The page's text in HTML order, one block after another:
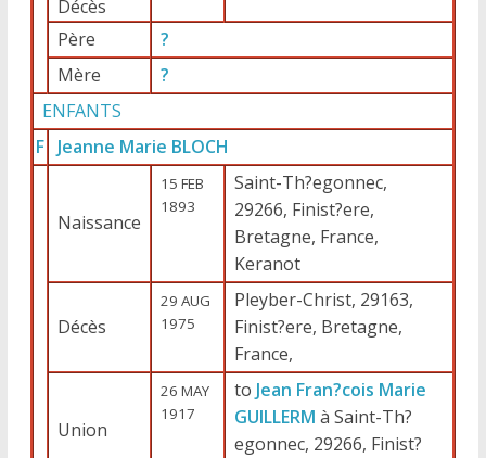
Décès
Père
?
Mère
?
ENFANTS
F Jeanne Marie BLOCH
Naissance
15 FEB
1893
Saint-Th?egonnec,
29266, Finist?ere,
Bretagne, France,
Keranot
Décès
29 AUG
1975
Pleyber-Christ, 29163,
Finist?ere, Bretagne,
France,
Union
26 MAY
1917
to Jean Fran?cois Marie
GUILLERM à Saint-Th?
egonnec, 29266, Finist?